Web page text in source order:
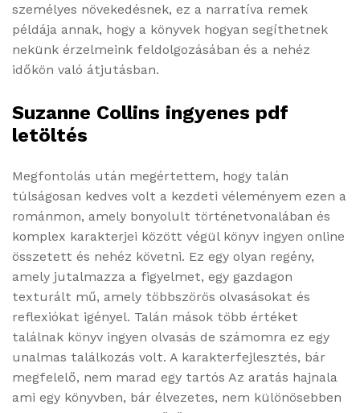
személyes növekedésnek, ez a narratíva remek
példája annak, hogy a könyvek hogyan segíthetnek
nekünk érzelmeink feldolgozásában és a nehéz
időkön való átjutásban.
Suzanne Collins ingyenes pdf
letöltés
Megfontolás után megértettem, hogy talán
túlságosan kedves volt a kezdeti véleményem ezen a
románmon, amely bonyolult történetvonalában és
komplex karakterjei között végül könyv ingyen online
összetett és nehéz követni. Ez egy olyan regény,
amely jutalmazza a figyelmet, egy gazdagon
texturált mű, amely többszörös olvasásokat és
reflexiókat igényel. Talán mások több értéket
találnak könyv ingyen olvasás de számomra ez egy
unalmas találkozás volt. A karakterfejlesztés, bár
megfelelő, nem marad egy tartós Az ​aratás hajnala
ami egy könyvben, bár élvezetes, nem különösebben